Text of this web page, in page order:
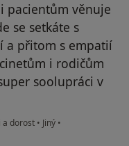
pacientům věnuje
se setkáte s
a přitom s empatií
i rodičům
soolupráci v
a dorost • Jiný •